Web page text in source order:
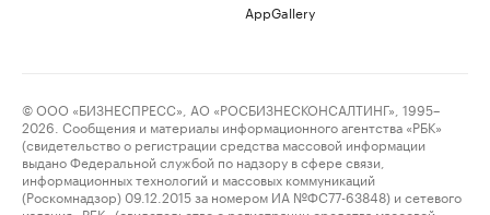
AppGallery
© ООО «БИЗНЕСПРЕСС», АО «РОСБИЗНЕСКОНСАЛТИНГ», 1995–
2026. Сообщения и материалы информационного агентства «РБК»
(свидетельство о регистрации средства массовой информации
выдано Федеральной службой по надзору в сфере связи,
информационных технологий и массовых коммуникаций
(Роскомнадзор) 09.12.2015 за номером ИА №ФС77-63848) и сетевого